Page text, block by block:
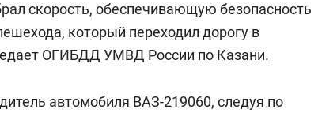
скорость, обеспечивающую безопасность
который переходил дорогу в
ОГИБДД УМВД России по Казани.
автомобиля ВАЗ-219060, следуя по